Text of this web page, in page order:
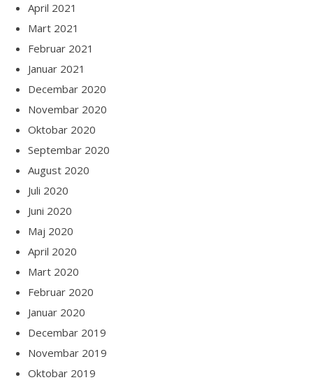
April 2021
Mart 2021
Februar 2021
Januar 2021
Decembar 2020
Novembar 2020
Oktobar 2020
Septembar 2020
August 2020
Juli 2020
Juni 2020
Maj 2020
April 2020
Mart 2020
Februar 2020
Januar 2020
Decembar 2019
Novembar 2019
Oktobar 2019